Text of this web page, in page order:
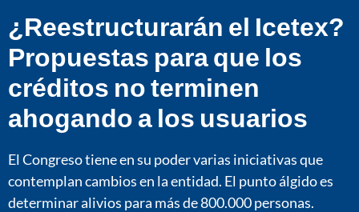
¿Reestructurarán el Icetex?
Propuestas para que los
créditos no terminen
ahogando a los usuarios
El Congreso tiene en su poder varias iniciativas que
contemplan cambios en la entidad. El punto álgido es
determinar alivios para más de 800.000 personas.